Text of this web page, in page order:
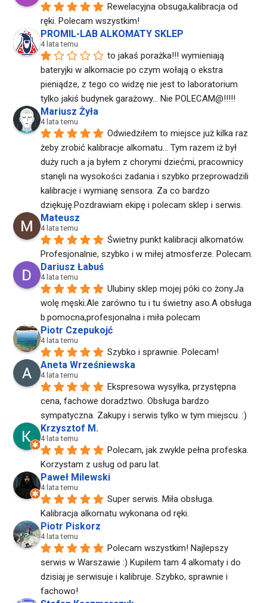
Rewelacyjna obsuga,kalibracja od
ręki. Polecam wszystkim!
PROMIL-LAB ALKOMATY SKLEP
4 lata temu
to jakaś porażka!!! wymieniają
bateryjki w alkomacie po czym wołają o ekstra
pieniądze, z tego co widzę nie jest to laboratorium
tylko jakiś budynek garażowy... Nie POLECAM@!!!!!
Mariusz Żyła
4 lata temu
Odwiedziłem to miejsce już kilka raz
żeby zrobić kalibracje alkomatu... Tym razem iż był
duży ruch a ja byłem z chorymi dziećmi, pracownicy
stanęli na wysokości zadania i szybko przeprowadzili
kalibracje i wymianę sensora. Za co bardzo
dziękuję.Pozdrawiam ekipę i polecam sklep i serwis.
Mateusz
4 lata temu
Świetny punkt kalibracji alkomatów.
Profesjonalnie, szybko i w miłej atmosferze. Polecam.
Dariusz Łabuś
4 lata temu
Ulubiny sklep mojej póki co żony.Ja
wolę męski.Ale zarówno tu i tu świetny aso.A obsługa
b.pomocna,profesjonalna i miła polecam
Piotr Czepukojć
4 lata temu
Szybko i sprawnie. Polecam!
Aneta Wrześniewska
4 lata temu
Ekspresowa wysyłka, przystępna
cena, fachowe doradztwo. Obsługa bardzo
sympatyczna. Zakupy i serwis tylko w tym miejscu. :)
Krzysztof M.
4 lata temu
Polecam, jak zwykle pełna profeska.
Korzystam z usług od paru lat.
Paweł Milewski
4 lata temu
Super serwis. Miła obsługa.
Kalibracja alkomatu wykonana od ręki.
Piotr Piskorz
4 lata temu
Polecam wszystkim! Najlepszy
serwis w Warszawie :) Kupilem tam 4 alkomaty i do
dzisiaj je serwisuje i kalibruje. Szybko, sprawnie i
fachowo!